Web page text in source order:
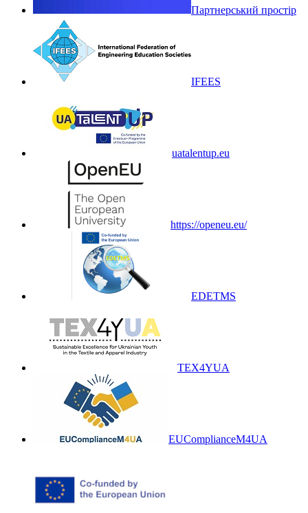
Партнерський простір
IFEES
uatalentup.eu
https://openeu.eu/
EDETMS
TEX4YUA
EUComplianceM4UA